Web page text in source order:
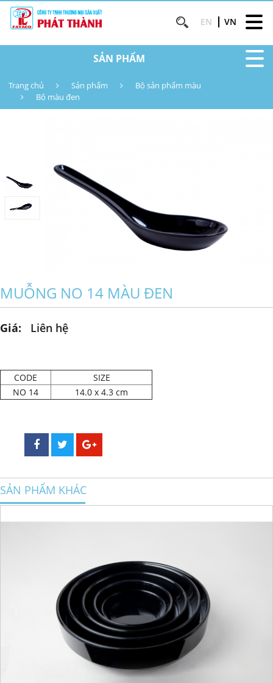
EN VN
SẢN PHẨM
Trang chủ Sản phẩm
Bộ sản phẩm màu
Bộ màu đen
MUỖNG NO 14 MÀU ĐEN
Giá: Liên hệ
CODE
SIZE
NO 14
14.0 x 4.3 cm
SẢN PHẨM KHÁC